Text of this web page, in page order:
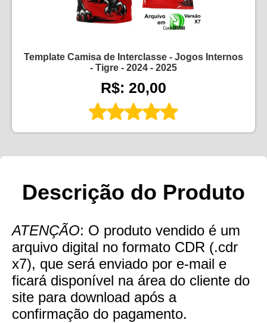
Template Camisa de Interclasse - Jogos Internos
- Tigre - 2024 - 2025
R$: 20,00
Descrição do Produto
ATENÇÃO: O produto vendido é um
arquivo digital no formato CDR (.cdr
x7), que será enviado por e-mail e
ficará disponível na área do cliente do
site para download após a
confirmação do pagamento.